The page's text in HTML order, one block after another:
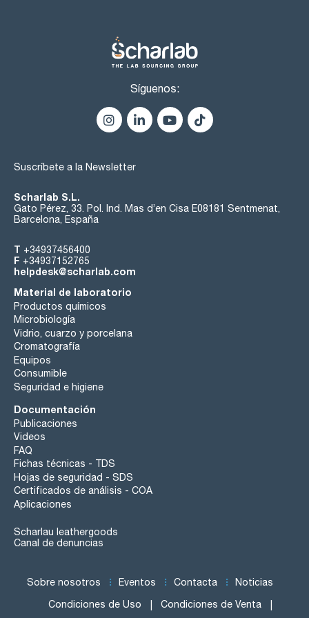
Síguenos:
Suscríbete a la Newsletter
Scharlab S.L.
Gato Pérez, 33. Pol. Ind. Mas d’en Cisa E08181 Sentmenat,
Barcelona, España
T +34937456400
F +34937152765
helpdesk@scharlab.com
Material de laboratorio
Productos químicos
Microbiología
Vidrio, cuarzo y porcelana
Cromatografía
Equipos
Consumible
Seguridad e higiene
Documentación
Publicaciones
Videos
FAQ
Fichas técnicas - TDS
Hojas de seguridad - SDS
Certificados de análisis - COA
Aplicaciones
Scharlau leathergoods
Canal de denuncias
Sobre nosotros Eventos Contacta Noticias
Condiciones de Uso Condiciones de Venta